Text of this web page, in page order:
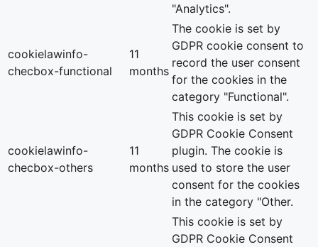
"Analytics".
cookielawinfo-
checbox-functional
11
months
The cookie is set by
GDPR cookie consent to
record the user consent
for the cookies in the
category "Functional".
cookielawinfo-
checbox-others
11
months
This cookie is set by
GDPR Cookie Consent
plugin. The cookie is
used to store the user
consent for the cookies
in the category "Other.
This cookie is set by
GDPR Cookie Consent